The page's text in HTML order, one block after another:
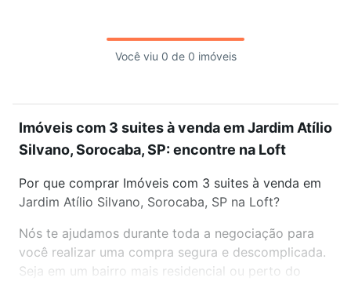
Você viu 0 de 0 imóveis
Imóveis com 3 suites à venda em Jardim Atílio
Silvano, Sorocaba, SP: encontre na Loft
Por que comprar Imóveis com 3 suites à venda em
Jardim Atílio Silvano, Sorocaba, SP na Loft?
Nós te ajudamos durante toda a negociação para
você realizar uma compra segura e descomplicada.
Seja em um bairro mais residencial ou perto do